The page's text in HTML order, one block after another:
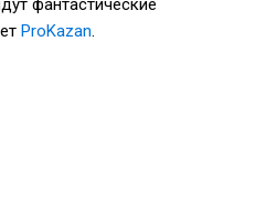
фантастические
ProKazan.